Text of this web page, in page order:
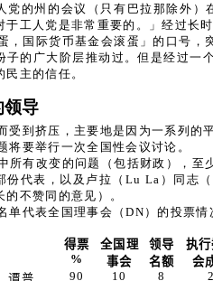
党的州的会议（只有巴拉那除外
于工人党是非常重要的。」经过长
，国际货币基金会滚蛋」的口号
子的广大阶层推动过。但是经过一
主的信任。
领导
受到挤压，主要地是因为一系列的
将要举行一次全国性会议讨论。
所有改变的问题（包括财政），
份代表，以及卢拉（Lu La）同志
不赞同的意见）。
单代表全国理事会（DN）的投票情
得票
%
全国理
事会
领导
名额
执
会
90 10 8 2